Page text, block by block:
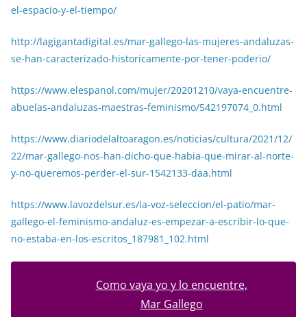
el-espacio-y-el-tiempo/
http://lagigantadigital.es/mar-gallego-las-mujeres-andaluzas-
se-han-caracterizado-historicamente-por-tener-poderio/
https://www.elespanol.com/mujer/20201210/vaya-encuentre-
abuelas-andaluzas-maestras-feminismo/542197074_0.html
https://www.diariodelaltoaragon.es/noticias/cultura/2021/12/
22/mar-gallego-nos-han-dicho-que-habia-que-mirar-al-norte-
y-no-queremos-perder-el-sur-1542133-daa.html
https://www.lavozdelsur.es/la-voz-seleccion/el-patio/mar-
gallego-el-feminismo-andaluz-es-empezar-a-escribir-lo-que-
no-estaba-en-los-escritos_187981_102.html
Como vaya yo y lo encuentre,
Mar Gallego